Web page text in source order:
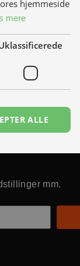
mm.
hjemmeside
mere
ALLE